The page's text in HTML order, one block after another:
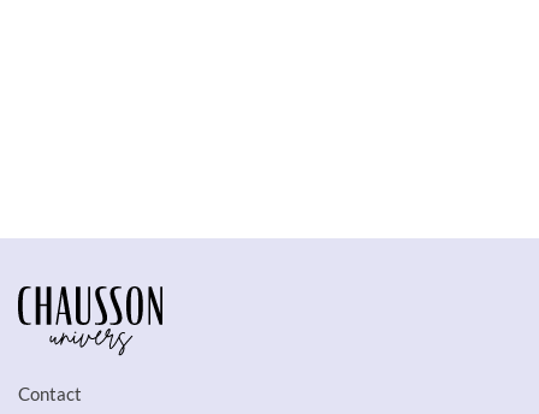
Contact